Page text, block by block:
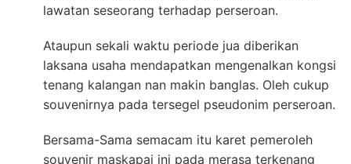
lawatan seseorang terhadap perseroan.
Ataupun sekali waktu periode jua diberikan
laksana usaha mendapatkan mengenalkan kongsi
tenang kalangan nan makin banglas. Oleh cukup
souvenirnya pada tersegel pseudonim perseroan.
Bersama-Sama semacam itu karet pemeroleh
souvenir maskapai ini pada merasa terkenang